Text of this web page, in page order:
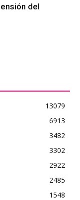
del
13079
6913
3482
3302
2922
2485
1548